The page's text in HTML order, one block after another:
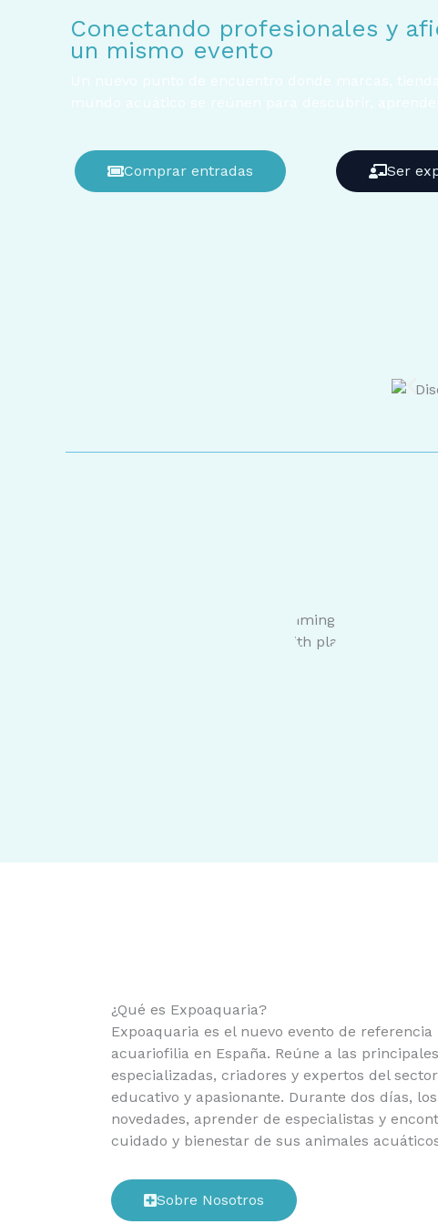
Conectando profesionales y
un mismo evento
Comprar entradas Ser
¿Qué es Expoaquaria?
Expoaquaria es el nuevo evento de
acuariofilia en España. Reúne a las
especializadas, criadores y expertos del
educativo y apasionante. Durante dos días,
novedades, aprender de especialistas y
cuidado y bienestar de sus animales
Sobre Nosotros